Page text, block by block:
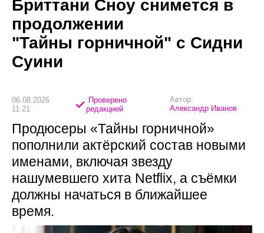
Бриттани Сноу снимется в
продолжении
"Тайны горничной" с Сидни
Суини
06.08.2026
11:21
Проверено
редакцией
Автор:
Александр Иванов
Продюсеры «Тайны горничной»
пополнили актёрский состав новыми
именами, включая звезду
нашумевшего хита Netflix, а съёмки
должны начаться в ближайшее
время.